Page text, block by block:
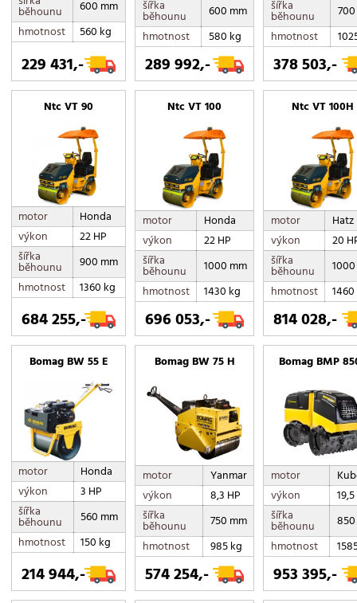
běhounu
600 mm
hmotnost
560 kg
229 431,-
šířka
běhounu
600 mm
hmotnost
580 kg
289 992,-
šířka
běhounu
hmotnost
378 503,-
Ntc VT 90
motor
Honda
výkon
22 HP
šířka
běhounu
900 mm
hmotnost
1360 kg
684 255,-
Ntc VT 100
motor
Honda
výkon
22 HP
šířka
běhounu
1000 mm
hmotnost
1430 kg
696 053,-
Ntc VT 100H
motor
Hatz
výkon
20
šířka
běhounu
hmotnost
814 028,-
Bomag BW 55 E
motor
Honda
výkon
3 HP
šířka
běhounu
560 mm
hmotnost
150 kg
214 944,-
Bomag BW 75 H
motor
Yanmar
výkon
8,3 HP
šířka
běhounu
750 mm
hmotnost
985 kg
574 254,-
Bomag BMP
motor
výkon
šířka
běhounu
hmotnost
953 395,-